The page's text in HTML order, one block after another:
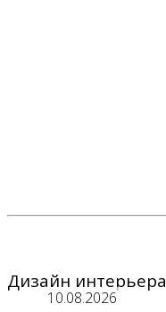
Дизайн интерьера
10.08.2026